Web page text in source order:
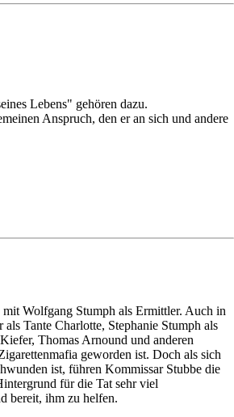
Lebens" gehören dazu.
Anspruch, den er an sich und andere
Wolfgang Stumph als Ermittler. Auch in
Tante Charlotte, Stephanie Stumph als
Thomas Arnound und anderen
geworden ist. Doch als sich
ist, führen Kommissar Stubbe die
für die Tat sehr viel
bereit, ihm zu helfen.